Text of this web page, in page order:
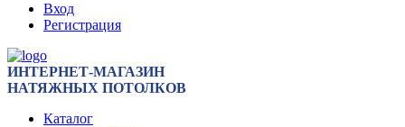
Вход
Регистрация
ИНТЕРНЕТ-МАГАЗИН
НАТЯЖНЫХ ПОТОЛКОВ
Каталог